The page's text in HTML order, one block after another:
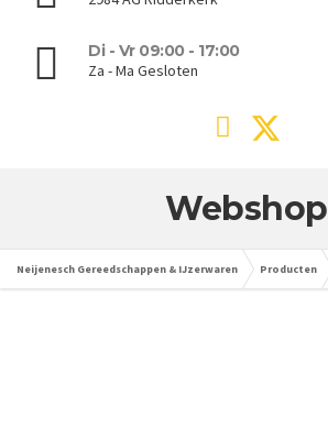
Di - Vr 09:00 - 17:00
Za - Ma Gesloten
Webshop
Neijenesch Gereedschappen & IJzerwaren Producten